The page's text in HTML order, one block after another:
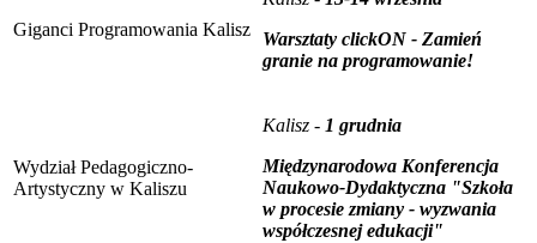
Giganci Programowania Kalisz
Warsztaty clickON - Zamień
granie na programowanie!
Wydział Pedagogiczno-
Artystyczny w Kaliszu
Kalisz - 1 grudnia
Międzynarodowa Konferencja
Naukowo-Dydaktyczna "Szkoła
w procesie zmiany - wyzwania
współczesnej edukacji"